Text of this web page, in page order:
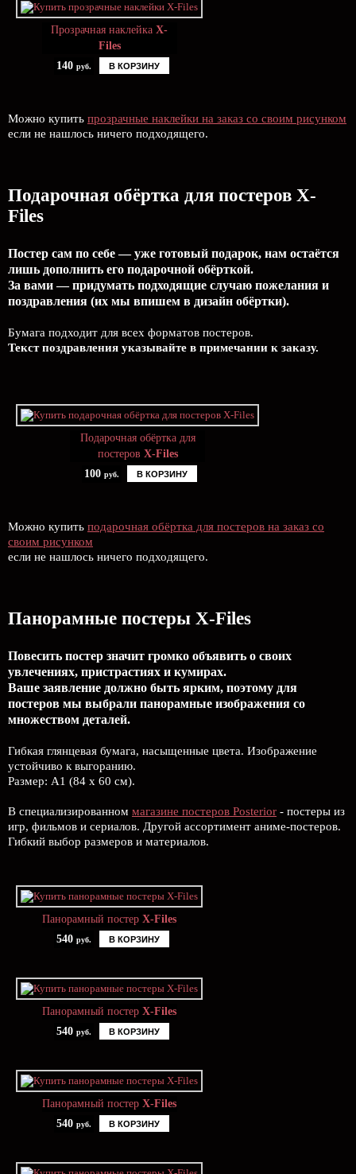
Прозрачная наклейка X-
Files
140 руб. В КОРЗИНУ
Можно купить прозрачные наклейки на заказ со своим рисунком
если не нашлось ничего подходящего.
Подарочная обёртка для постеров X-
Files
Постер сам по себе — уже готовый подарок, нам остаётся
лишь дополнить его подарочной обёрткой.
За вами — придумать подходящие случаю пожелания и
поздравления (их мы впишем в дизайн обёртки).
Бумага подходит для всех форматов постеров.
Текст поздравления указывайте в примечании к заказу.
Подарочная обёртка для
постеров X-Files
100 руб. В КОРЗИНУ
Можно купить подарочная обёртка для постеров на заказ со
своим рисунком
если не нашлось ничего подходящего.
Панорамные постеры X-Files
Повесить постер значит громко объявить о своих
увлечениях, пристрастиях и кумирах.
Ваше заявление должно быть ярким, поэтому для
постеров мы выбрали панорамные изображения со
множеством деталей.
Гибкая глянцевая бумага, насыщенные цвета. Изображение
устойчиво к выгоранию.
Размер: А1 (84 х 60 см).
В специализированном магазине постеров Posterior - постеры из
игр, фильмов и сериалов. Другой ассортимент аниме-постеров.
Гибкий выбор размеров и материалов.
Панорамный постер X-Files
540 руб. В КОРЗИНУ
Панорамный постер X-Files
540 руб. В КОРЗИНУ
Панорамный постер X-Files
540 руб. В КОРЗИНУ